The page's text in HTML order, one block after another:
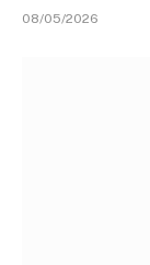
08/05/2026